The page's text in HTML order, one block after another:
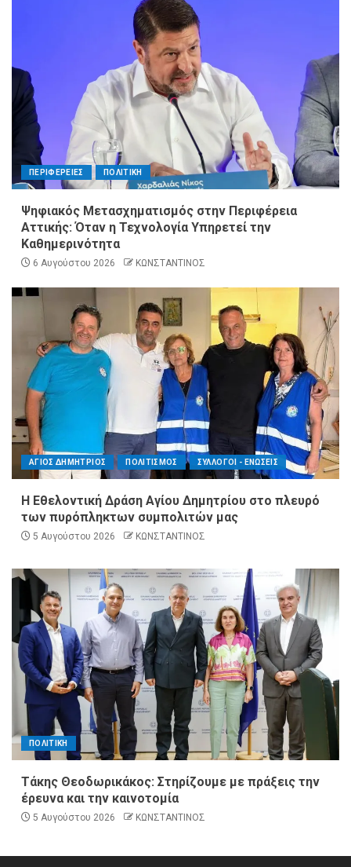
ΠΕΡΙΦΕΡΕΙΕΣ ΠΟΛΙΤΙΚΗ
Ψηφιακός Μετασχηματισμός στην Περιφέρεια
Αττικής: Όταν η Τεχνολογία Υπηρετεί την
Καθημερινότητα
6 Αυγούστου 2026 ΚΩΝΣΤΑΝΤΙΝΟΣ
ΑΓΙΟΣ ΔΗΜΗΤΡΙΟΣ ΠΟΛΙΤΙΣΜΟΣ ΣΥΛΛΟΓΟΙ - ΕΝΩΣΕΙΣ
Η Εθελοντική Δράση Αγίου Δημητρίου στο πλευρό
των πυρόπληκτων συμπολιτών μας
5 Αυγούστου 2026 ΚΩΝΣΤΑΝΤΙΝΟΣ
ΠΟΛΙΤΙΚΗ
Τάκης Θεοδωρικάκος: Στηρίζουμε με πράξεις την
έρευνα και την καινοτομία
5 Αυγούστου 2026 ΚΩΝΣΤΑΝΤΙΝΟΣ